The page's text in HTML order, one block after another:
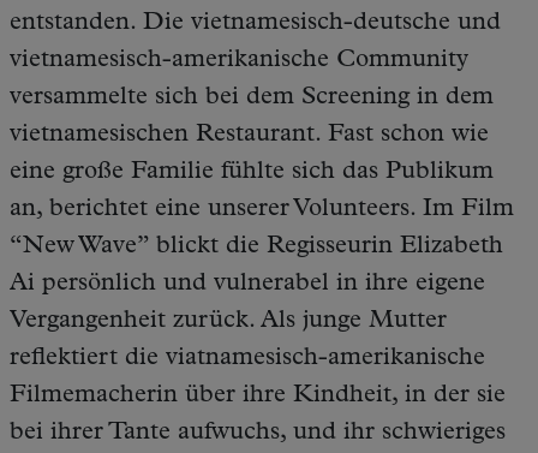
entstanden. Die vietnamesisch-deutsche und
vietnamesisch-amerikanische Community
versammelte sich bei dem Screening in dem
vietnamesischen Restaurant. Fast schon wie
eine große Familie fühlte sich das Publikum
an, berichtet eine unserer Volunteers. Im Film
“New Wave” blickt die Regisseurin Elizabeth
Ai persönlich und vulnerabel in ihre eigene
Vergangenheit zurück. Als junge Mutter
reflektiert die viatnamesisch-amerikanische
Filmemacherin über ihre Kindheit, in der sie
bei ihrer Tante aufwuchs, und ihr schwieriges